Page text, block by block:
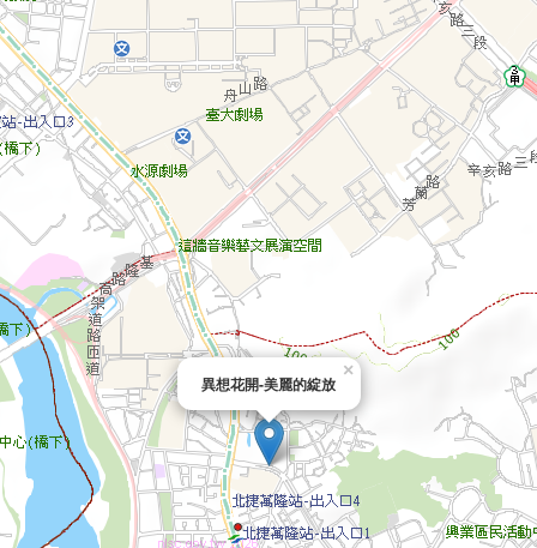
異想花開-美麗的綻放
×